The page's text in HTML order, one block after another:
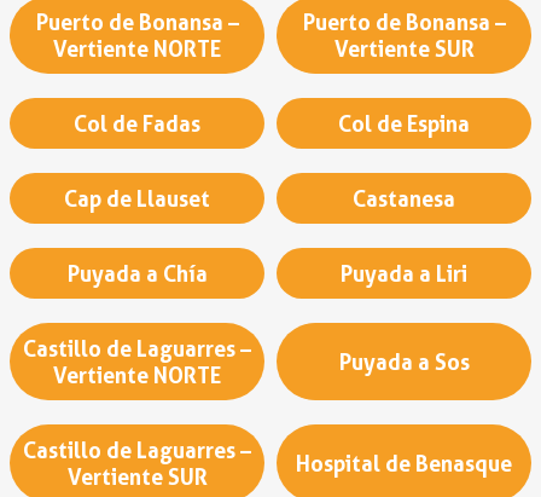
Puerto de Bonansa –
Vertiente NORTE
Puerto de Bonansa –
Vertiente SUR
Col de Fadas Col de Espina
Cap de Llauset Castanesa
Puyada a Chía Puyada a Liri
Castillo de Laguarres –
Vertiente NORTE
Puyada a Sos
Castillo de Laguarres –
Vertiente SUR
Hospital de Benasque